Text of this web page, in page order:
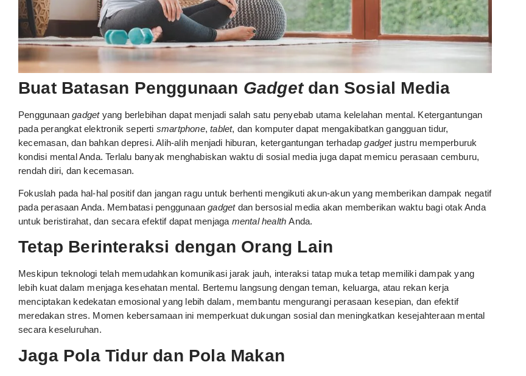
Buat Batasan Penggunaan Gadget dan Sosial Media
Penggunaangadget yang berlebihan dapat menjadi salah satu penyebab utama kelelahan mental. Ketergantungan
pada perangkat elektronik seperti smartphone,tablet, dan komputer dapat mengakibatkan gangguan tidur,
kecemasan, dan bahkan depresi. Alih-alih menjadi hiburan, ketergantungan terhadapgadgetjustru memperburuk
kondisi mental Anda. Terlalu banyak menghabiskan waktu di sosial media juga dapat memicu perasaan cemburu,
rendah diri, dan kecemasan.
Fokuslah pada hal-hal positif dan jangan ragu untuk berhenti mengikuti akun-akun yang memberikan dampak negatif
pada perasaan Anda. Membatasi penggunaangadget dan bersosial media akan memberikan waktu bagi otak Anda
untuk beristirahat, dan secara efektif dapat menjaga mental healthAnda.
Tetap Berinteraksi dengan Orang Lain
Meskipun teknologi telah memudahkan komunikasi jarak jauh, interaksi tatap muka tetap memiliki dampak yang
lebih kuat dalam menjaga kesehatan mental. Bertemu langsung dengan teman, keluarga, atau rekan kerja
menciptakan kedekatan emosional yang lebih dalam, membantu mengurangi perasaan kesepian, dan efektif
meredakan stres. Momen kebersamaan ini memperkuat dukungan sosial dan meningkatkan kesejahteraan mental
secara keseluruhan.
Jaga Pola Tidur dan Pola Makan